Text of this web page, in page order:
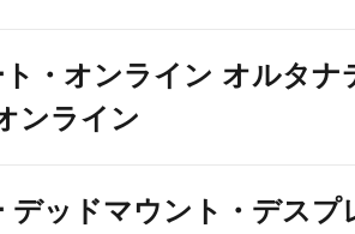
・オンライン オルタナ
ンライン
デッドマウント・デスプ